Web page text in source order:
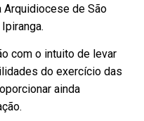
Arquidiocese de São
com o intuito de levar
do exercício das
ainda